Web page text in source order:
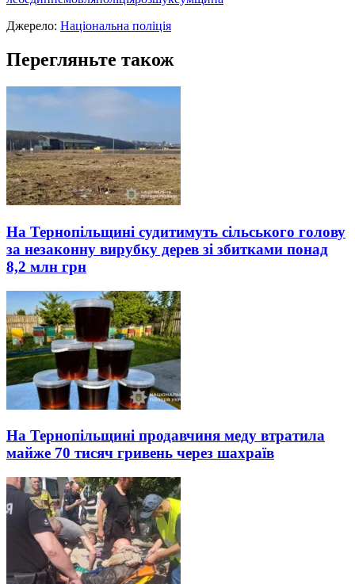
Джерело: Національна поліція
Перегляньте також
На Тернопільщині судитимуть сільського голову
за незаконну вирубку дерев зі збитками понад
8,2 млн грн
На Тернопільщині продавчиня меду втратила
майже 70 тисяч гривень через шахраїв